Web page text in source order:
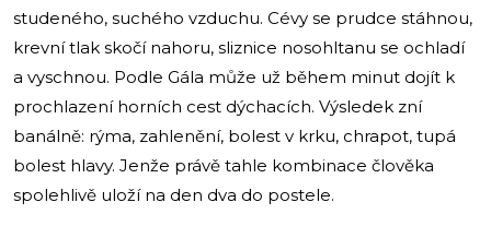
studeného, suchého vzduchu. Cévy se prudce stáhnou,
krevní tlak skočí nahoru, sliznice nosohltanu se ochladí
a vyschnou. Podle Gála může už během minut dojít k
prochlazení horních cest dýchacích. Výsledek zní
banálně: rýma, zahlenění, bolest v krku, chrapot, tupá
bolest hlavy. Jenže právě tahle kombinace člověka
spolehlivě uloží na den dva do postele.